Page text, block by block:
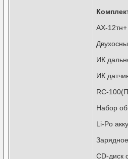
AX-
ИК
ИК
RC-
Набор
Li-Po
CD-диск